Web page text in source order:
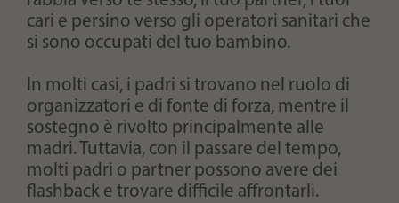
cari e persino verso gli operatori sanitari che
si sono occupati del tuo bambino.
In molti casi, i padri si trovano nel ruolo di
organizzatori e di fonte di forza, mentre il
sostegno è rivolto principalmente alle
madri. Tuttavia, con il passare del tempo,
molti padri o partner possono avere dei
flashback e trovare difficile affrontarli.